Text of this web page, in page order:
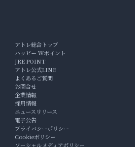
アトレ総合トップ
ハッピー Wポイント
JRE POINT
アトレ公式LINE
よくあるご質問
お問合せ
企業情報
採用情報
ニュースリリース
電子公告
プライバシーポリシー
Cookieポリシー
ソーシャルメディアポリシー